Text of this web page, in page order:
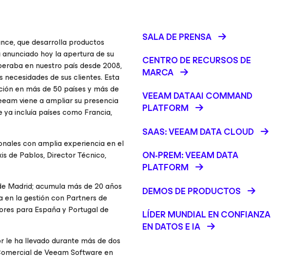
que desarrolla productos
hoy la apertura de su
en nuestro país desde 2008,
de sus clientes. Esta
en más de 50 países y más de
viene a ampliar su presencia
ya incluía países como Francia,
con amplia experiencia en el
de Pablos, Director Técnico,
Madrid; acumula más de 20 años
la gestión con Partners de
para España y Portugal de
ha llevado durante más de dos
de Veeam Software en
SALA DE PRENSA
CENTRO DE RECURSOS DE
MARCA
VEEAM DATAAI COMMAND
PLATFORM
SAAS: VEEAM DATA CLOUD
ON-PREM: VEEAM DATA
PLATFORM
DEMOS DE PRODUCTOS
LÍDER MUNDIAL EN CONFIANZA
EN DATOS E IA